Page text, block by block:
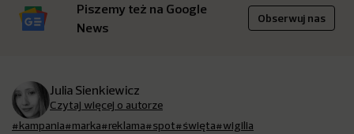
Piszemy też na Google
News
Obserwuj nas
Julia Sienkiewicz
Czytaj więcej o autorze
#kampania#marka#reklama#spot#święta#wigilia